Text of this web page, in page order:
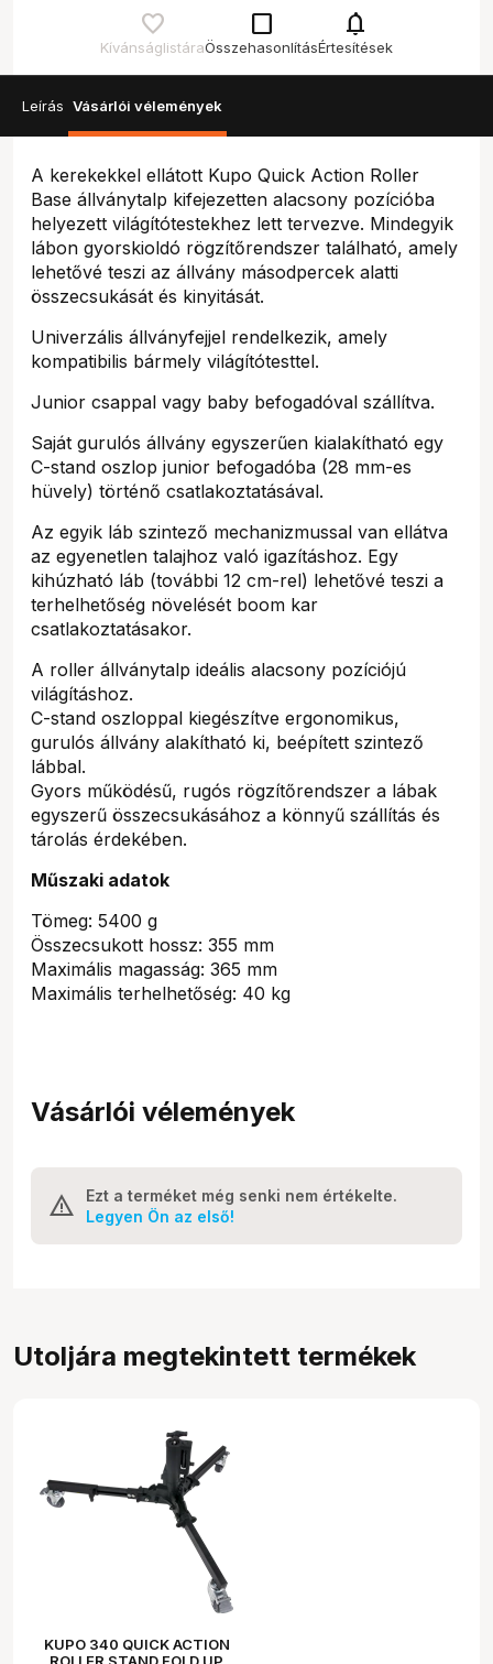
Kívánságlistára
check_box_outline_blank
Összehasonlítás
notifications
Értesítések
Leírás Vásárlói vélemények
A kerekekkel ellátott Kupo Quick Action Roller
Base állványtalp kifejezetten alacsony pozícióba
helyezett világítótestekhez lett tervezve. Mindegyik
lábon gyorskioldó rögzítőrendszer található, amely
lehetővé teszi az állvány másodpercek alatti
összecsukását és kinyitását.
Univerzális állványfejjel rendelkezik, amely
kompatibilis bármely világítótesttel.
Junior csappal vagy baby befogadóval szállítva.
Saját gurulós állvány egyszerűen kialakítható egy
C-stand oszlop junior befogadóba (28 mm-es
hüvely) történő csatlakoztatásával.
Az egyik láb szintező mechanizmussal van ellátva
az egyenetlen talajhoz való igazításhoz. Egy
kihúzható láb (további 12 cm-rel) lehetővé teszi a
terhelhetőség növelését boom kar
csatlakoztatásakor.
A roller állványtalp ideális alacsony pozíciójú
világításhoz.
C-stand oszloppal kiegészítve ergonomikus,
gurulós állvány alakítható ki, beépített szintező
lábbal.
Gyors működésű, rugós rögzítőrendszer a lábak
egyszerű összecsukásához a könnyű szállítás és
tárolás érdekében.
Műszaki adatok
Tömeg: 5400 g
Összecsukott hossz: 355 mm
Maximális magasság: 365 mm
Maximális terhelhetőség: 40 kg
Vásárlói vélemények
Ezt a terméket még senki nem értékelte.
Legyen Ön az első!
Utoljára megtekintett termékek
KUPO 340 QUICK ACTION
ROLLER STAND FOLD UP